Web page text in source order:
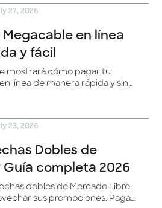
27, 2026
en línea
y fácil
mostrará cómo pagar tu
línea de manera rápida y sin
en México, y con la
gestionar tus pagos de
tu hogar.
23, 2026
Dobles de
Guía completa 2026
dobles de Mercado Libre
sus promociones. Paga